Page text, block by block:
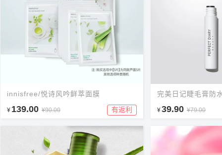
innisfree/悦诗风吟鲜萃面膜
¥ 139.00 ¥90.00 有返利
完美日记睫毛膏防
¥39.90 ¥79.00